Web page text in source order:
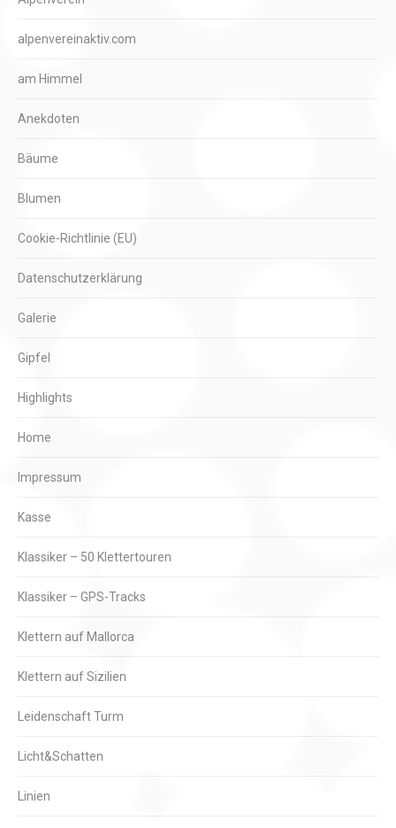
alpenvereinaktiv.com
am Himmel
Anekdoten
Bäume
Blumen
Cookie-Richtlinie (EU)
Datenschutzerklärung
Galerie
Gipfel
Highlights
Home
Impressum
Kasse
Klassiker – 50 Klettertouren
Klassiker – GPS-Tracks
Klettern auf Mallorca
Klettern auf Sizilien
Leidenschaft Turm
Licht&Schatten
Linien